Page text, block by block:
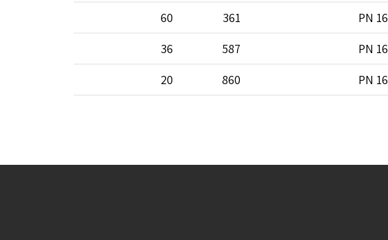
PN 16
361
60
PN 16
587
36
PN 16
860
20